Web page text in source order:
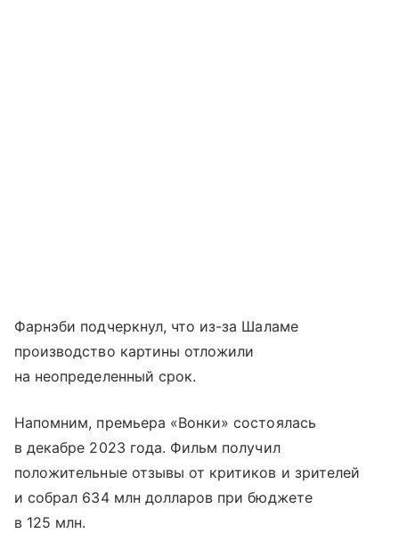
Фарнэби подчеркнул, что из-за Шаламе
производство картины отложили
на неопределенный срок.
Напомним, премьера «Вонки» состоялась
в декабре 2023 года. Фильм получил
положительные отзывы от критиков и зрителей
и собрал 634 млн долларов при бюджете
в 125 млн.